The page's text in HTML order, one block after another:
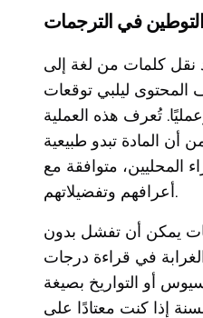
التوطين في الترجمات
نقل كلمات من لغة إلى
المحتوى ليلبي توقعات
تُعرف هذه العملية
أن المادة تبدو طبيعية
المحليين، متوافقة مع
أعرافهم وتفضيلاتهم.
يمكن أن تفشل بدون
في قراءة درجات
أو التواريخ بصيغة
إذا كنت معتادًا على